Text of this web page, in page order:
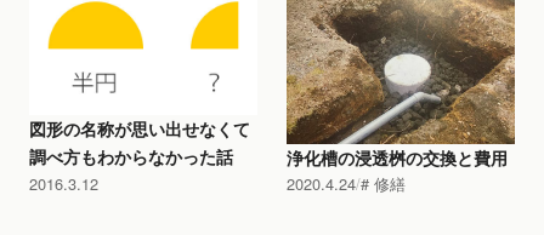
図形の名称が思い出せなくて
調べ方もわからなかった話
2016.3.12
浄化槽の浸透桝の交換と費用
2020.4.24 修繕